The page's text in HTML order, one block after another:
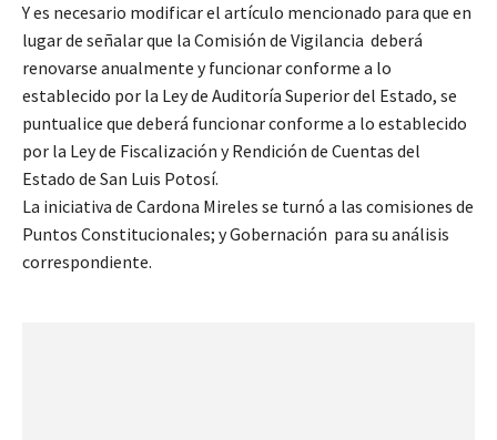
Y es necesario modificar el artículo mencionado para que en
lugar de señalar que la Comisión de Vigilancia deberá
renovarse anualmente y funcionar conforme a lo
establecido por la Ley de Auditoría Superior del Estado, se
puntualice que deberá funcionar conforme a lo establecido
por la Ley de Fiscalización y Rendición de Cuentas del
Estado de San Luis Potosí.
La iniciativa de Cardona Mireles se turnó a las comisiones de
Puntos Constitucionales; y Gobernación para su análisis
correspondiente.